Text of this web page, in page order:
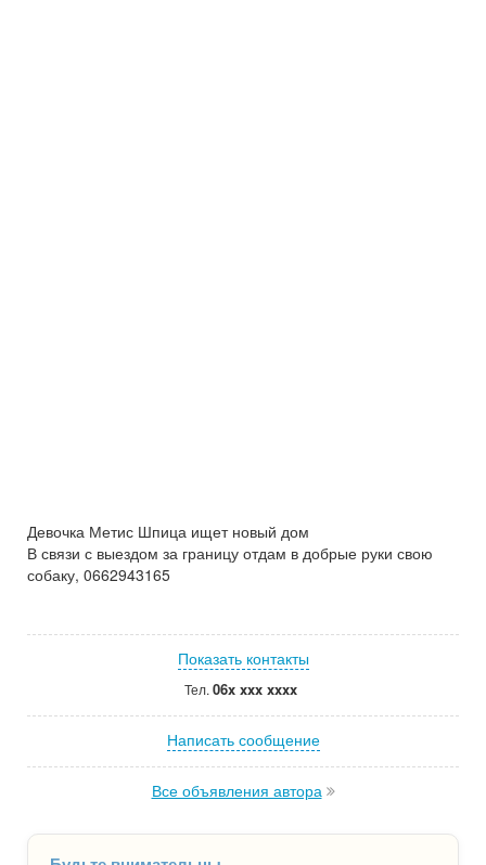
Девочка Метис Шпица ищет новый дом
В связи с выездом за границу отдам в добрые руки свою
собаку, 0662943165
Показать контакты
Тел. 06x xxx xxxx
Написать сообщение
Все объявления автора